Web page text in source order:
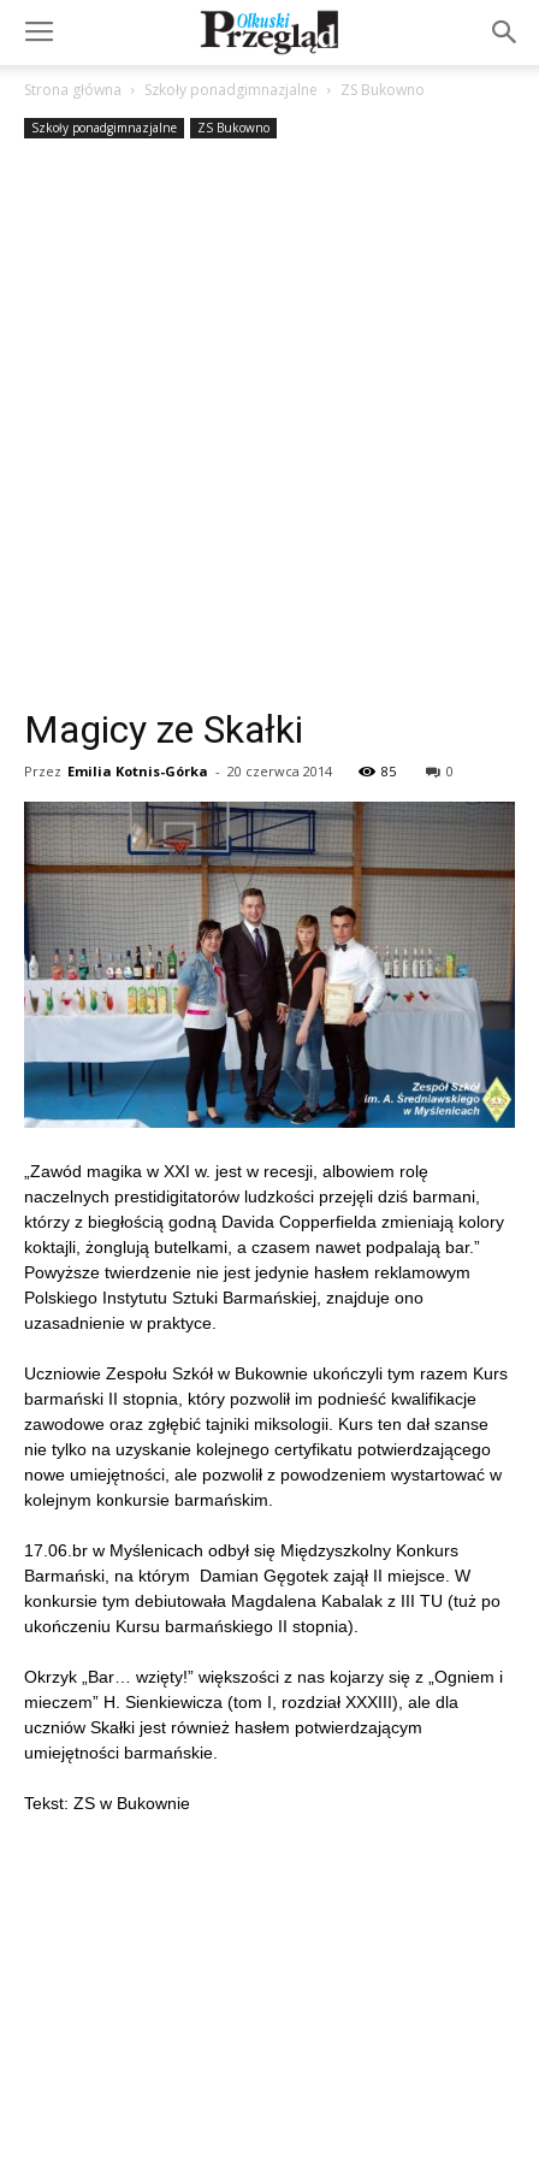
Strona główna Szkoły ponadgimnazjalne ZS Bukowno
Szkoły ponadgimnazjalne ZS Bukowno
Magicy ze Skałki
Przez Emilia Kotnis-Górka - 20 czerwca 2014 85 0
„Zawód magika w XXI w. jest w recesji, albowiem rolę
naczelnych prestidigitatorów ludzkości przejęli dziś barmani,
którzy z biegłością godną Davida Copperfielda zmieniają kolory
koktajli, żonglują butelkami, a czasem nawet podpalają bar.”
Powyższe twierdzenie nie jest jedynie hasłem reklamowym
Polskiego Instytutu Sztuki Barmańskiej, znajduje ono
uzasadnienie w praktyce.
Uczniowie Zespołu Szkół w Bukownie ukończyli tym razem Kurs
barmański II stopnia, który pozwolił im podnieść kwalifikacje
zawodowe oraz zgłębić tajniki miksologii. Kurs ten dał szanse
nie tylko na uzyskanie kolejnego certyfikatu potwierdzającego
nowe umiejętności, ale pozwolił z powodzeniem wystartować w
kolejnym konkursie barmańskim.
17.06.br w Myślenicach odbył się Międzyszkolny Konkurs
Barmański, na którym Damian Gęgotek zajął II miejsce. W
konkursie tym debiutowała Magdalena Kabalak z III TU (tuż po
ukończeniu Kursu barmańskiego II stopnia).
Okrzyk „Bar… wzięty!” większości z nas kojarzy się z „Ogniem i
mieczem” H. Sienkiewicza (tom I, rozdział XXXIII), ale dla
uczniów Skałki jest również hasłem potwierdzającym
umiejętności barmańskie.
Tekst: ZS w Bukownie